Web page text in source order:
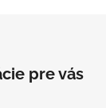
pre vás